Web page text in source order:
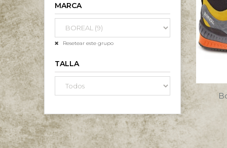
MARCA
Resetear este grupo
TALLA